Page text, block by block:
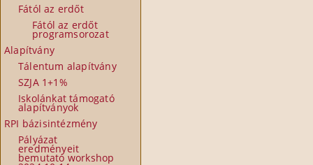
Fától az erdőt
Fától az erdőt
programsorozat
Alapítvány
Tálentum alapítvány
SZJA 1+1%
Iskolánkat támogató
alapítványok
RPI bázisintézmény
Pályázat
eredményeit
bemutató workshop